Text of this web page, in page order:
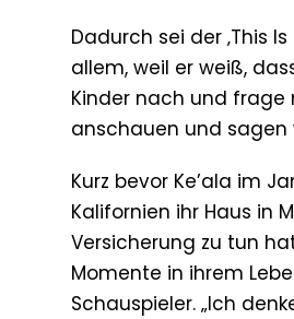
Dadurch sei der ‚This
allem, weil er weiß,
Kinder nach und frage
anschauen und sagen
Kurz bevor Ke’ala im
Kalifornien ihr Haus in
Versicherung zu tun
Momente in ihrem
Schauspieler. „Ich